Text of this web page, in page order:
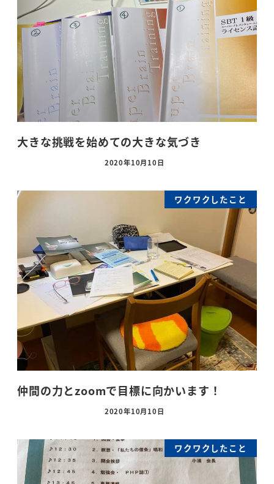
大きな挑戦を始めての大きな気づき
2020年10月10日
ワクワクしたこと
仲間の力とzoomで目標に向かいます！
2020年10月10日
ワクワクしたこと